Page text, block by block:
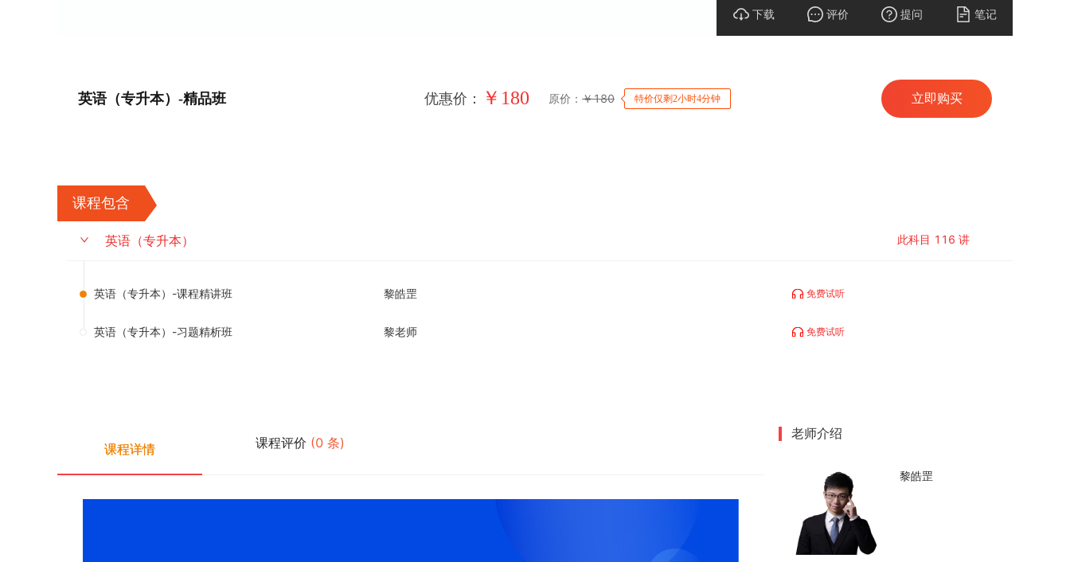
12-词法-形容词、副词（三）
21-句法-句子成分和英语基本句型（三）
23-句法-复合句（一）
28-语音（一）
30-完形填空（一）
31-完形填空（二）
32-完形填空（三）
33-完形填空（四）
下载 评价 提问 笔记
英语（专升本）-精品班 优惠价： ￥ 180 原价： ￥180 特价仅剩2小时4分钟 立即购买
课程包含
英语（专升本） 此科目 116 讲
英语（专升本）-课程精讲班 黎皓罡 免费试听
英语（专升本）-习题精析班 黎老师 免费试听
课程详情 课程评价 (0 条)
老师介绍
黎皓罡